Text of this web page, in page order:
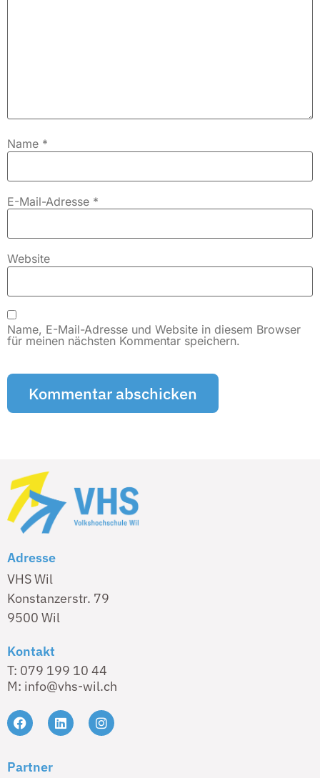
Name *
E-Mail-Adresse *
Website
Name, E-Mail-Adresse und Website in diesem Browser
für meinen nächsten Kommentar speichern.
Adresse
VHS Wil
Konstanzerstr. 79
9500 Wil
Kontakt
T: 079 199 10 44
M: info@vhs-wil.ch
Partner